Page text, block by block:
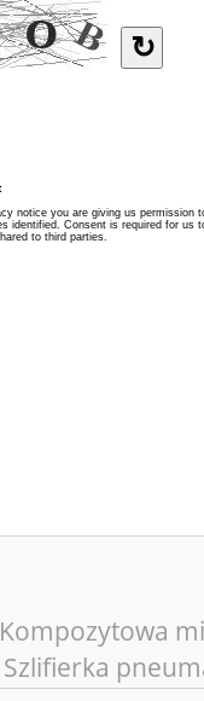
Kompozytowa
Szlifierka